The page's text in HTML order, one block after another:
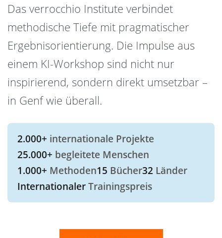
Das verrocchio Institute verbindet
methodische Tiefe mit pragmatischer
Ergebnisorientierung. Die Impulse aus
einem KI-Workshop sind nicht nur
inspirierend, sondern direkt umsetzbar –
in Genf wie überall.
2.000+ internationale Projekte
25.000+ begleitete Menschen
1.000+ Methoden15 Bücher32 Länder
InternationalerTrainingspreis